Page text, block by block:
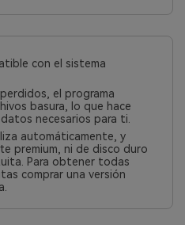
con el sistema
el programa
basura, lo que hace
necesarios para ti.󠀲󠀡󠀩󠀣󠀢󠀢󠀤󠀠󠀡󠀳
automáticamente, y
premium, ni de disco duro
Para obtener todas
comprar una versión